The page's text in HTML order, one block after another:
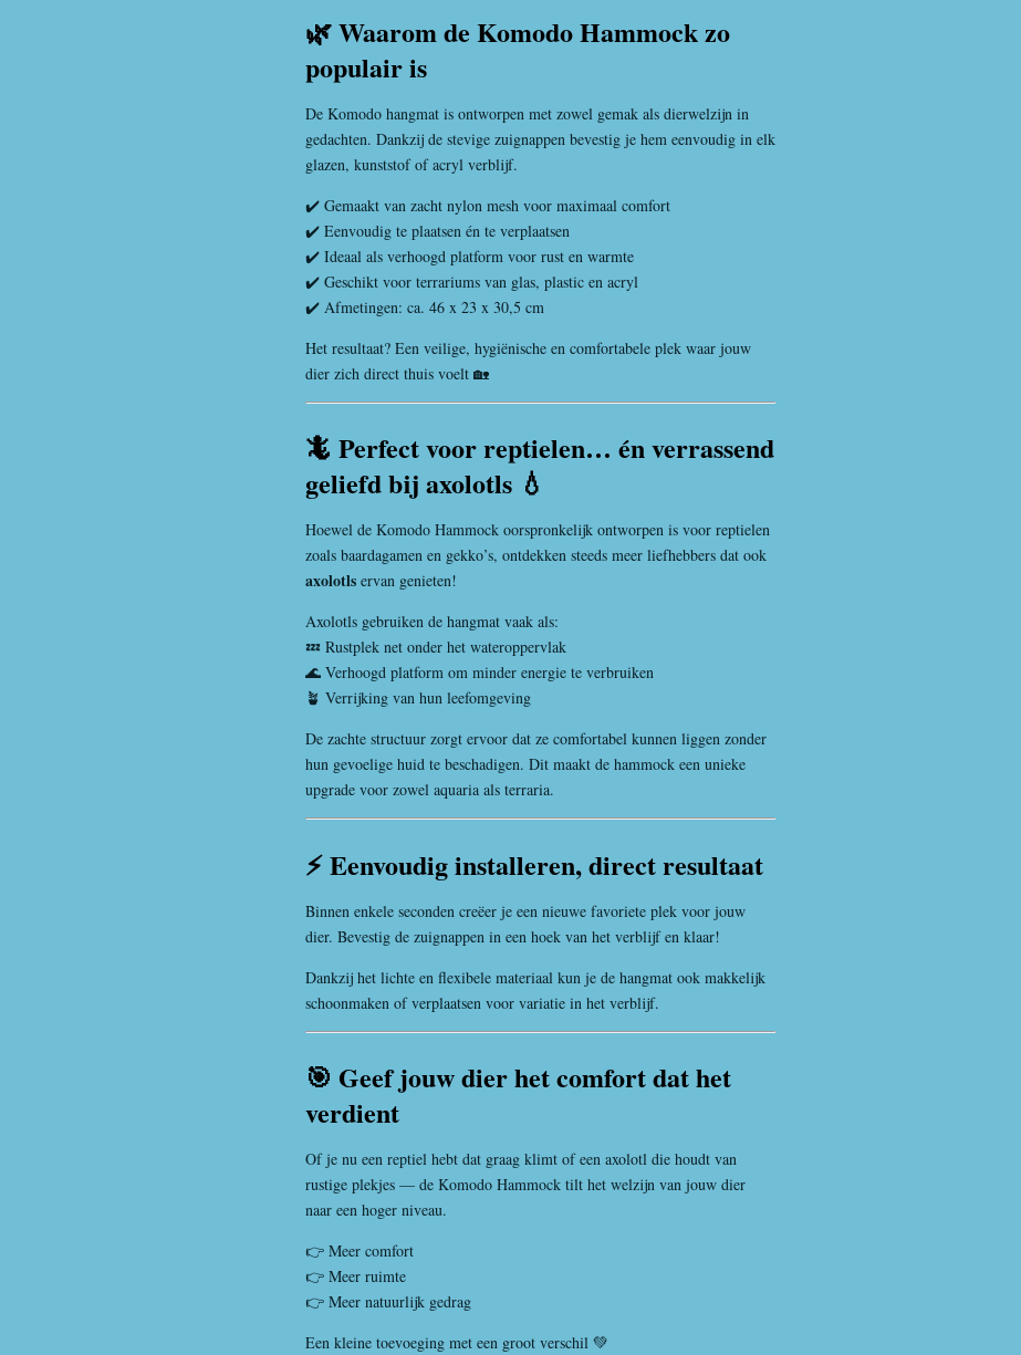
🌿 Waarom de Komodo Hammock zo
populair is
De Komodo hangmat is ontworpen met zowel gemak als dierwelzijn in
gedachten. Dankzij de stevige zuignappen bevestig je hem eenvoudig in elk
glazen, kunststof of acryl verblijf.
✔️ Gemaakt van zacht nylon mesh voor maximaal comfort
✔️ Eenvoudig te plaatsen én te verplaatsen
✔️ Ideaal als verhoogd platform voor rust en warmte
✔️ Geschikt voor terrariums van glas, plastic en acryl
✔️ Afmetingen: ca. 46 x 23 x 30,5 cm
Het resultaat? Een veilige, hygiënische en comfortabele plek waar jouw
dier zich direct thuis voelt 🏡
🦎 Perfect voor reptielen… én verrassend
geliefd bij axolotls 💧
Hoewel de Komodo Hammock oorspronkelijk ontworpen is voor reptielen
zoals baardagamen en gekko’s, ontdekken steeds meer liefhebbers dat ook
axolotls ervan genieten!
Axolotls gebruiken de hangmat vaak als:
💤 Rustplek net onder het wateroppervlak
🌊 Verhoogd platform om minder energie te verbruiken
🪴 Verrijking van hun leefomgeving
De zachte structuur zorgt ervoor dat ze comfortabel kunnen liggen zonder
hun gevoelige huid te beschadigen. Dit maakt de hammock een unieke
upgrade voor zowel aquaria als terraria.
⚡ Eenvoudig installeren, direct resultaat
Binnen enkele seconden creëer je een nieuwe favoriete plek voor jouw
dier. Bevestig de zuignappen in een hoek van het verblijf en klaar!
Dankzij het lichte en flexibele materiaal kun je de hangmat ook makkelijk
schoonmaken of verplaatsen voor variatie in het verblijf.
🎯 Geef jouw dier het comfort dat het
verdient
Of je nu een reptiel hebt dat graag klimt of een axolotl die houdt van
rustige plekjes — de Komodo Hammock tilt het welzijn van jouw dier
naar een hoger niveau.
👉 Meer comfort
👉 Meer ruimte
👉 Meer natuurlijk gedrag
Een kleine toevoeging met een groot verschil 💚